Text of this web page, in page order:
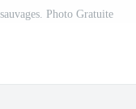
Photo Gratuite